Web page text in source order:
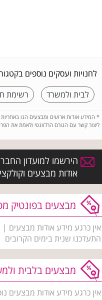
לחנויות ועסקים נוספים
לבית ולמשרד
רשימת
* המידע אודות ארועים ומבצעים הנו
ליצור קשר עם הגורם הרלוונטי ולאמת את
הירשמו למועדון
אודות מבצעים
מבצעים בפונטיק
אין כרגע מידע אודות מבצעים
התעדכנו שנית בימים הקרובים
מבצעים בלבית
אין כרגע מידע אודות מבצעים